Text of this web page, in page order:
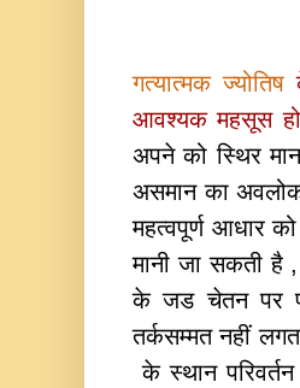
गत्यात्मक ज्योतिष
आवश्यक महसूस
अपने को स्थिर
असमान का
महत्‍वपूर्ण आधार
मानी जा सकती है
के जड चेतन पर
तर्कसम्‍मत नहीं
के स्‍थान